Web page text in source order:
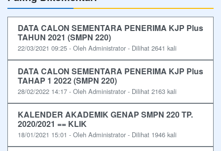
DATA CALON SEMENTARA PENERIMA KJP Plus
TAHUN 2021 (SMPN 220)
22/03/2021 09:25 - Oleh Administrator - Dilihat 2641 kali
DATA CALON SEMENTARA PENERIMA KJP Plus
TAHAP 1 2022 (SMPN 220)
28/02/2022 14:17 - Oleh Administrator - Dilihat 2163 kali
KALENDER AKADEMIK GENAP SMPN 220 TP.
2020/2021 == KLIK
18/01/2021 15:01 - Oleh Administrator - Dilihat 1946 kali